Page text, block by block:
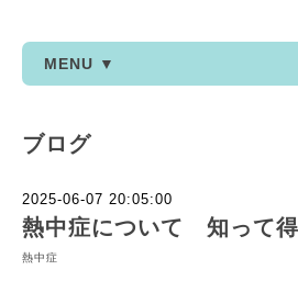
MENU ▼
ブログ
2025-06-07 20:05:00
熱中症について 知って
熱中症